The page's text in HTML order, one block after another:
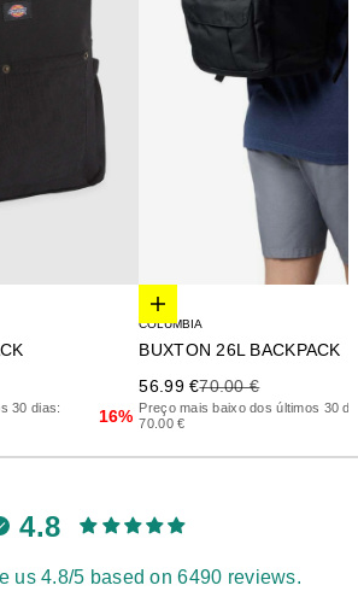
30 dias:
16%
Elige opciones
COLUMBIA
BUXTON 26L BACKPACK
Precio de oferta
56.99 €Precio anterior
70.00 €
Preço mais baixo dos últimos 30
70.00 €
4.8
us 4.8/5 based on 6490 reviews.